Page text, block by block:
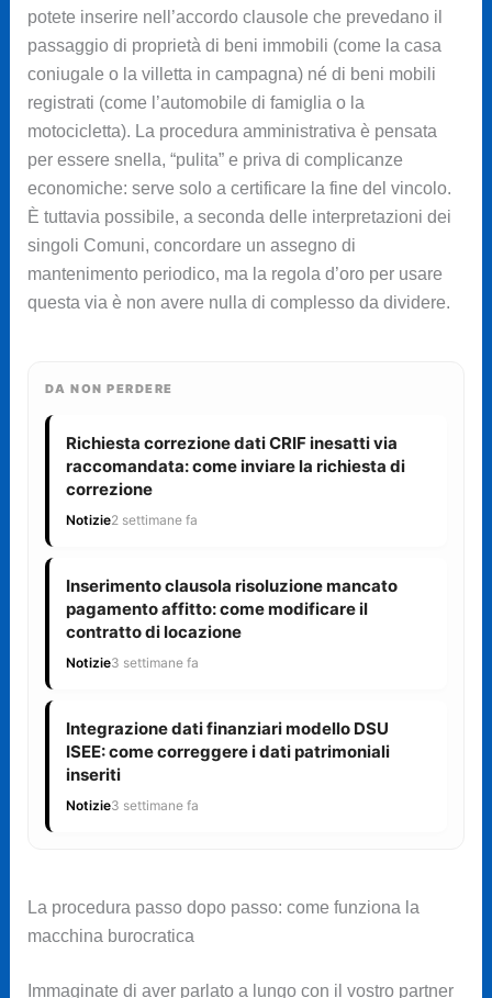
potete inserire nell’accordo clausole che prevedano il
passaggio di proprietà di beni immobili (come la casa
coniugale o la villetta in campagna) né di beni mobili
registrati (come l’automobile di famiglia o la
motocicletta). La procedura amministrativa è pensata
per essere snella, “pulita” e priva di complicanze
economiche: serve solo a certificare la fine del vincolo.
È tuttavia possibile, a seconda delle interpretazioni dei
singoli Comuni, concordare un assegno di
mantenimento periodico, ma la regola d’oro per usare
questa via è non avere nulla di complesso da dividere.
DA NON PERDERE
Richiesta correzione dati CRIF inesatti via
raccomandata: come inviare la richiesta di
correzione
Notizie2 settimane fa
Inserimento clausola risoluzione mancato
pagamento affitto: come modificare il
contratto di locazione
Notizie3 settimane fa
Integrazione dati finanziari modello DSU
ISEE: come correggere i dati patrimoniali
inseriti
Notizie3 settimane fa
La procedura passo dopo passo: come funziona la
macchina burocratica
Immaginate di aver parlato a lungo con il vostro partner